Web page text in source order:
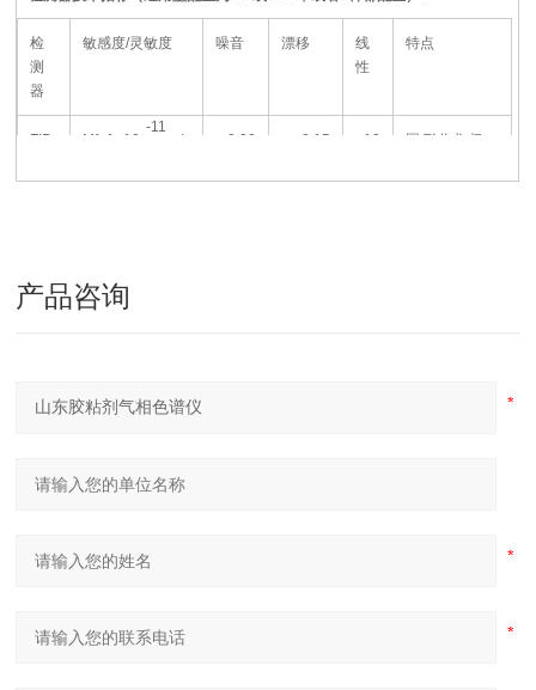
检
测
器
敏感度/灵敏度 噪音 漂移
线
性
特点
FID Mf≤1×10
-11
g/s
≤ 0.02
≤ 0.15
≥10
圆形收集极，
±10% 50HZ 2KW
产品咨询